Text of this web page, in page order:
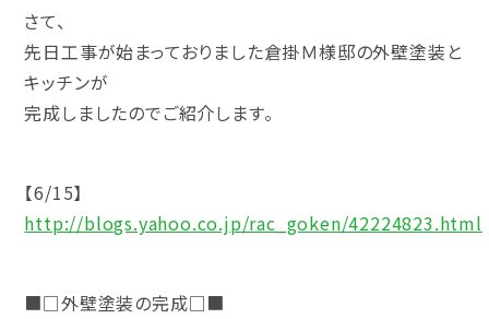
さて、
先日工事が始まっておりました倉掛Ｍ様邸の外壁塗装と
キッチンが
完成しましたのでご紹介します。
【6/15】
http://blogs.yahoo.co.jp/rac_goken/42224823.html
■□外壁塗装の完成□■